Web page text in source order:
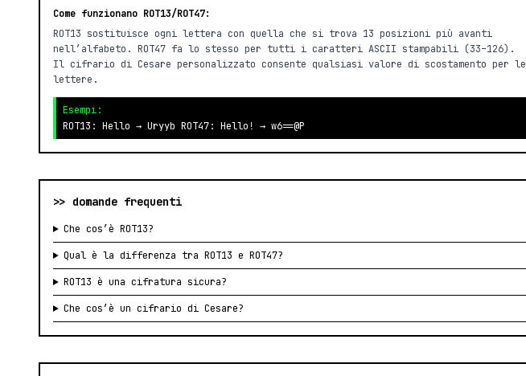
Come funzionano ROT13/ROT47:
ROT13 sostituisce ogni lettera con quella che si trova 13 posizioni più avanti
nell’alfabeto. ROT47 fa lo stesso per tutti i caratteri ASCII stampabili (33–126).
Il cifrario di Cesare personalizzato consente qualsiasi valore di scostamento per le
lettere.
Esempi:
ROT13: Hello → Uryyb ROT47: Hello! → w6==@P
>> domande frequenti
Che cos’è ROT13?
Qual è la differenza tra ROT13 e ROT47?
ROT13 è una cifratura sicura?
Che cos’è un cifrario di Cesare?